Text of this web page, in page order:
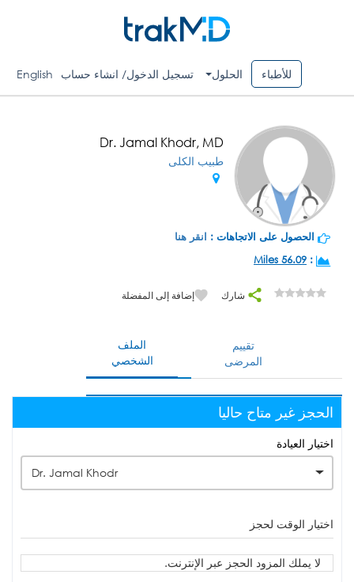
للأطباء الحلول تسجيل الدخول/ انشاء حساب English
Dr. Jamal Khodr, MD
طبيب الكلى
الحصول على الاتجاهات : انقر هنا
:
56.09 Miles
شارك إضافة إلى المفضلة
الملف
الشخصي
تقييم
المرضى
الحجز غير متاح حاليا
اختيار العيادة
Dr. Jamal Khodr
اختيار الوقت لحجز
لا يملك المزود الحجز عبر الإنترنت.